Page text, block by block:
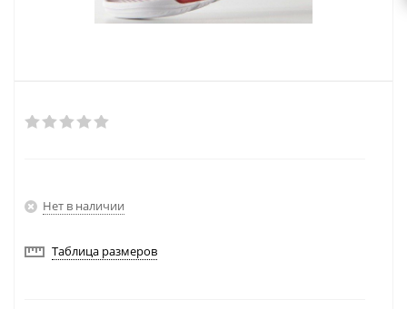
Нет в наличии
Таблица размеров